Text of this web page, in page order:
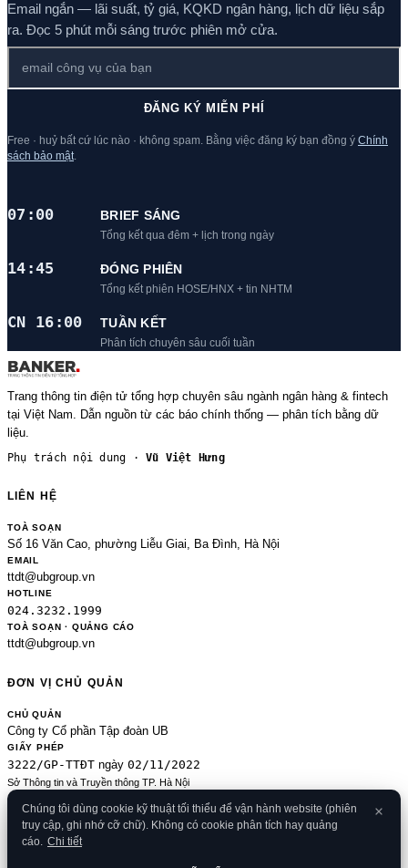
Email ngắn — lãi suất, tỷ giá, KQKD ngân hàng, lịch dữ liệu sắp
ra. Đọc 5 phút mỗi sáng trước phiên mở cửa.
ĐĂNG KÝ MIỄN PHÍ
Free · huỷ bất cứ lúc nào · không spam. Bằng việc đăng ký bạn đồng ý Chính
sách bảo mật
07:00 BRIEF SÁNG
Tổng kết qua đêm + lịch trong ngày
14:45 ĐÓNG PHIÊN
Tổng kết phiên HOSE/HNX + tin NHTM
CN 16:00 TUẦN KẾT
Phân tích chuyên sâu cuối tuần
Trang thông tin điện tử tổng hợp chuyên sâu ngành ngân hàng & fintech
tại Việt Nam. Dẫn nguồn từ các báo chính thống — phân tích bằng dữ
liệu.
Phụ trách nội dung ·Vũ Việt Hưng
LIÊN HỆ
TOÀ SOẠN
Số 16 Văn Cao, phường Liễu Giai, Ba Đình, Hà Nội
EMAIL
ttdt@ubgroup.vn
HOTLINE
024.3232.1999
TOÀ SOẠN · QUẢNG CÁO
ttdt@ubgroup.vn
ĐƠN VỊ CHỦ QUẢN
CHỦ QUẢN
Công ty Cổ phần Tập đoàn UB
GIẤY PHÉP
3222/GP-TTĐT ngày 02/11/2022
Sở Thông tin và Truyền thông TP. Hà Nội
Sửa đổi của 2489/GP-TTĐT ngày 24/8/2020
ĐKKD
0106080414 09/01/2013
© 2026 Banker.vn
Chúng tôi dùng cookie kỹ thuật tối thiểu để vận hành website (phiên
truy cập, ghi nhớ cỡ chữ). Không có cookie phân tích hay quảng
cáo. Chi tiết